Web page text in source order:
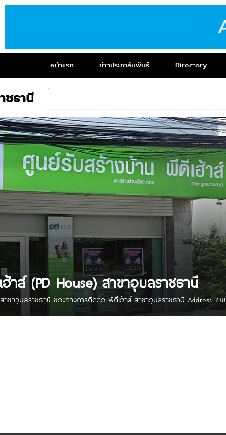
หน้าแรก ข่าวประชาสัมพันธ์ Directory
ชธานี
าส์ (PD House) สาขาอุบลราชธานี
าขาอุบลราชธานี ช่องทางการติดต่อ พีดีเฮ้าส์ สาขาอุบลราชธานี Address 738
นี จ.อุบลราชธานี 34000 Google Maps 15.265966, 104.844496 E-Mail –